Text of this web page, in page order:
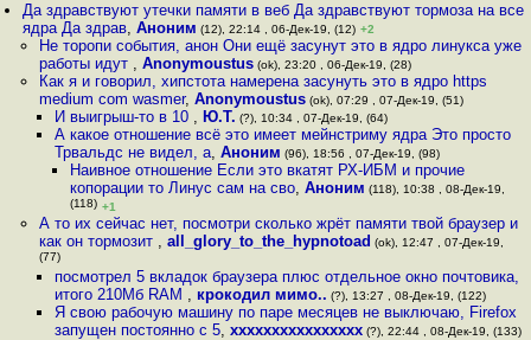
Да здравствуют утечки памяти в веб Да здравствуют тормоза на все
ядра Да здрав,Аноним (12), 22:14 , 06-Дек-19, (12) +2
Не торопи события, анон Они ещё засунут это в ядро линукса уже
работы идут , Anonymoustus(ok), 23:20 , 06-Дек-19, (28)
Как я и говорил, хипстота намерена засунуть это в ядро https
medium com wasmer, Anonymoustus(ok), 07:29 , 07-Дек-19, (51)
И выигрыш-то в 10 , Ю.Т. (?), 10:34 , 07-Дек-19, (64)
А какое отношение всё это имеет мейнстриму ядра Это просто
Трвальдс не видел, а, Аноним (96), 18:56 , 07-Дек-19, (98)
Наивное отношение Если это вкатят РХ-ИБМ и прочие
копорации то Линус сам на сво,Аноним (118), 10:38 , 08-Дек-19,
(118) +1
А то их сейчас нет, посмотри сколько жрёт памяти твой браузер и
как он тормозит , all_glory_to_the_hypnotoad (ok), 12:47 , 07-Дек-19,
(77)
посмотрел 5 вкладок браузера плюс отдельное окно почтовика,
итого 210Мб RAM , крокодил мимо.. (?), 13:27 , 08-Дек-19, (122)
Я свою рабочую машину по паре месяцев не выключаю, Firefox
запущен постоянно с 5, xxxxxxxxxxxxxxxx(?), 22:44 , 08-Дек-19, (133)